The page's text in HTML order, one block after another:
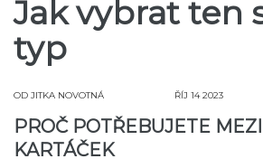
Jak vybrat ten
typ
OD JITKA NOVOTNÁ ŘÍJ 14 2023
PROČ POTŘEBUJETE
KARTÁČEK